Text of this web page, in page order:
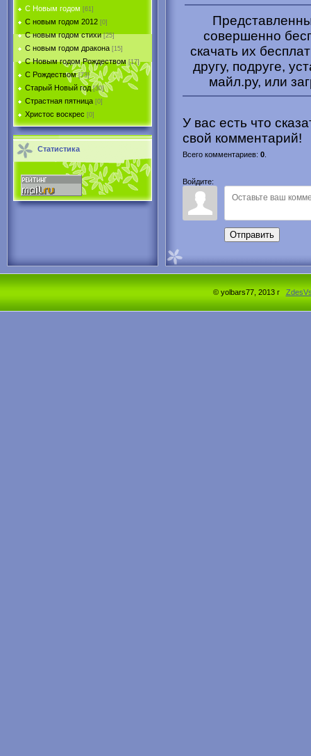
С Новым годом [61]
С новым годом 2012 [0]
С новым годом стихи [25]
С новым годом дракона [15]
C Новым годом Рождеством [17]
С Рождеством [73]
Старый Новый год [30]
Страстная пятница [0]
Христоc воскрес [0]
Статистика
совершенно
скачать их
другу, подруге,
майл.ру, или
У вас есть что
свой комментарий!
Всего комментариев: 0
Войдите:
Отправить
© yolbars77, 2013 г